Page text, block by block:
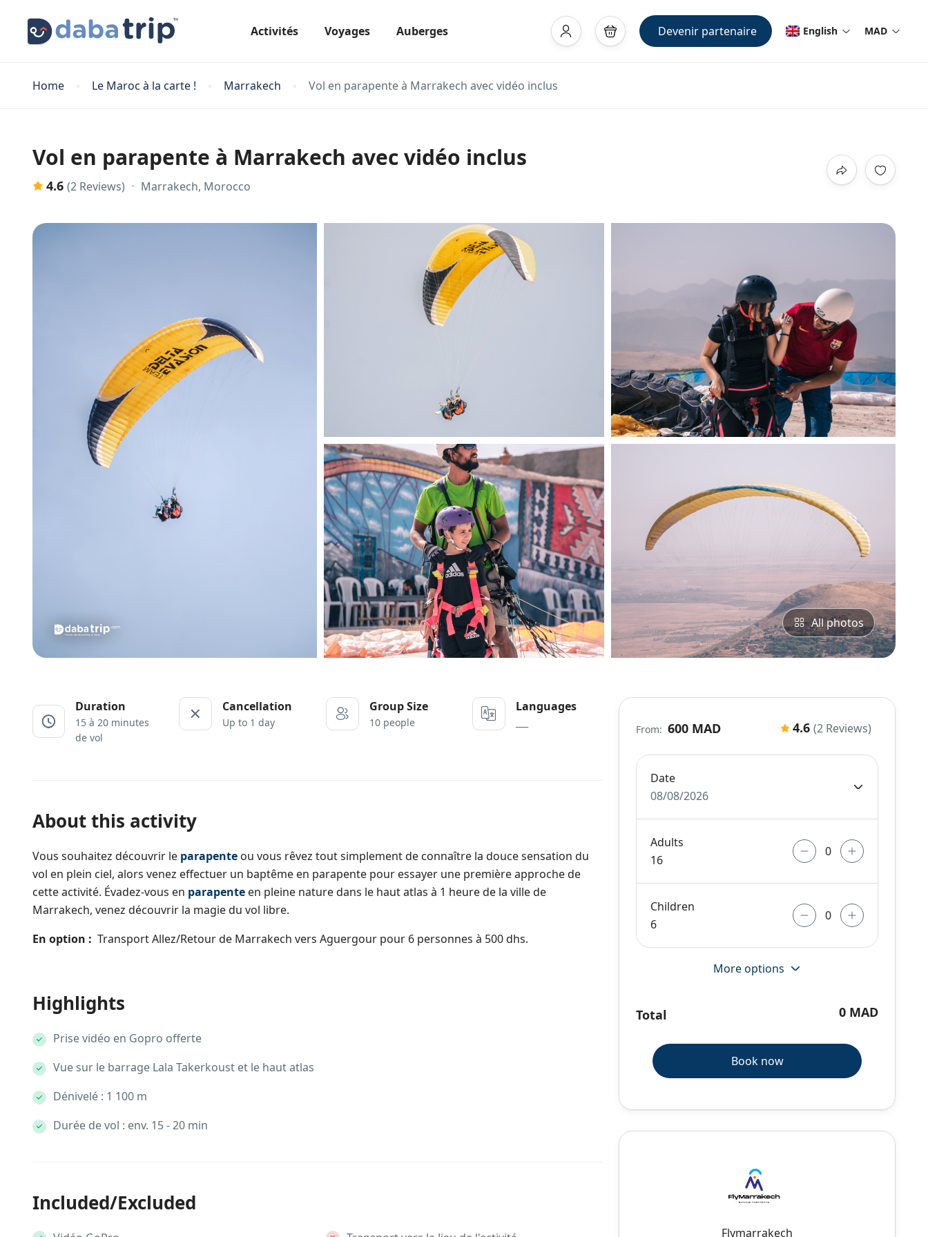
Activités Voyages Auberges Devenir partenaire English MAD
Home Le Maroc à la carte ! Marrakech Vol en parapente à Marrakech avec vidéo inclus
Vol en parapente à Marrakech avec vidéo inclus
4.6 (2 Reviews) Marrakech, Morocco
All photos
Duration
15 à 20 minutes
de vol
Cancellation
Up to 1 day
Group Size
10 people
Languages
About this activity
Vous souhaitez découvrir le parapente ou vous rêvez tout simplement de connaître la douce sensation du
vol en plein ciel, alors venez effectuer un baptême en parapente pour essayer une première approche de
cette activité. Évadez-vous en parapente en pleine nature dans le haut atlas à 1 heure de la ville de
Marrakech, venez découvrir la magie du vol libre.
En option : Transport Allez/Retour de Marrakech vers Aguergour pour 6 personnes à 500 dhs.
Highlights
Prise vidéo en Gopro offerte
Vue sur le barrage Lala Takerkoust et le haut atlas
Dénivelé : 1 100 m
Durée de vol : env. 15 - 20 min
Included/Excluded
From: 600 MAD 4.6 (2 Reviews)
Date
08/08/2026
Adults
16
Children
6
More options
Total 0 MAD
Book now
Flymarrakech